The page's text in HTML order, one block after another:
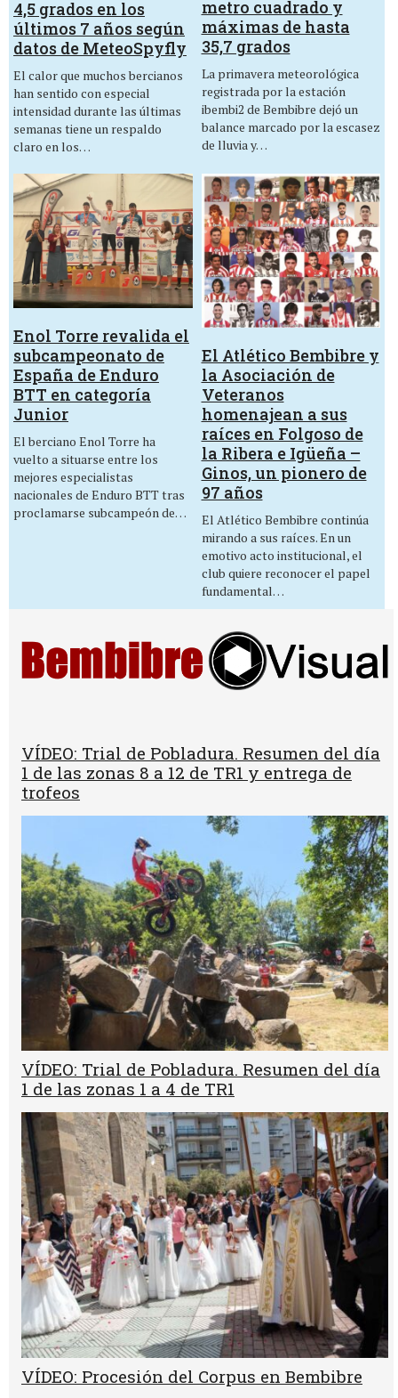
4,5 grados en los
últimos 7 años según
datos de MeteoSpyfly
El calor que muchos bercianos
han sentido con especial
intensidad durante las últimas
semanas tiene un respaldo
claro en los…
metro cuadrado y
máximas de hasta
35,7 grados
La primavera meteorológica
registrada por la estación
ibembi2 de Bembibre dejó un
balance marcado por la escasez
de lluvia y…
Enol Torre revalida el
subcampeonato de
España de Enduro
BTT en categoría
Junior
El berciano Enol Torre ha
vuelto a situarse entre los
mejores especialistas
nacionales de Enduro BTT tras
proclamarse subcampeón de…
El Atlético Bembibre y
la Asociación de
Veteranos
homenajean a sus
raíces en Folgoso de
la Ribera e Igüeña –
Ginos, un pionero de
97 años
El Atlético Bembibre continúa
mirando a sus raíces. En un
emotivo acto institucional, el
club quiere reconocer el papel
fundamental…
VÍDEO: Trial de Pobladura. Resumen del día
1 de las zonas 8 a 12 de TR1 y entrega de
trofeos
VÍDEO: Trial de Pobladura. Resumen del día
1 de las zonas 1 a 4 de TR1
VÍDEO: Procesión del Corpus en Bembibre